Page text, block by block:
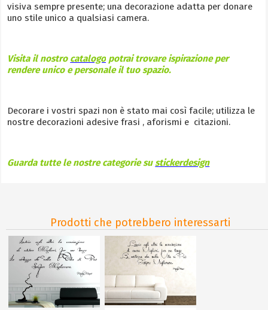
visiva sempre presente; una decorazione adatta per donare
uno stile unico a qualsiasi camera.
Visita il nostro catalogo potrai trovare ispirazione per
rendere unico e personale il tuo spazio.
Decorare i vostri spazi non è stato mai così facile; utilizza le
nostre decorazioni adesive frasi , aforismi e citazioni.
Guarda tutte le nostre categorie sustickerdesign
Prodotti che potrebbero interessarti